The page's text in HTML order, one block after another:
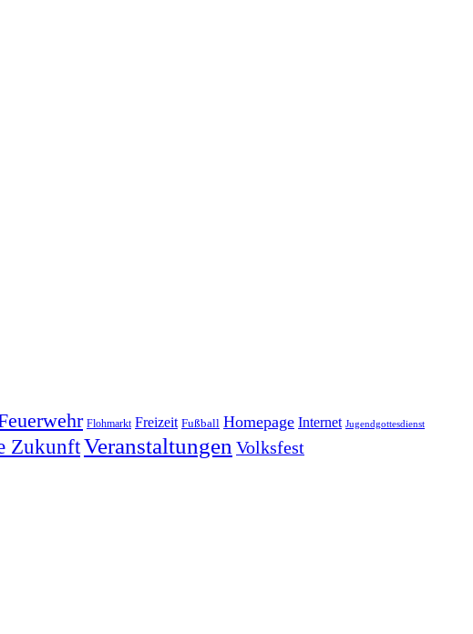
Flohmarkt Freizeit Fußball Homepage Internet Jugendgottesdienst
ZukunftVeranstaltungen Volksfest